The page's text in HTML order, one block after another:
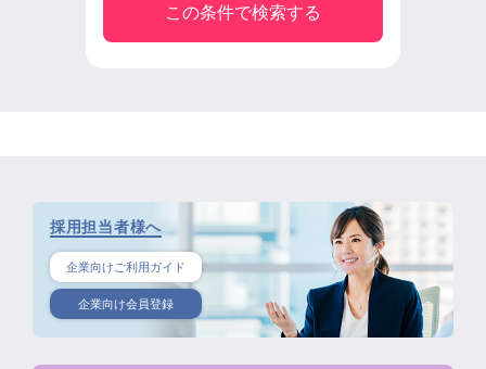
この条件で検索する
採用担当者様へ
企業向けご利用ガイド
企業向け会員登録